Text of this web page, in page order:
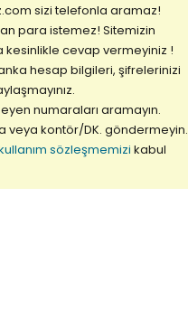
sizi telefonla aramaz!
para istemez! Sitemizin
cevap vermeyiniz !
hesap bilgileri, şifrelerinizi
numaraları aramayın.
veya kontör/DK. göndermeyin.
sözleşmemizi kabul